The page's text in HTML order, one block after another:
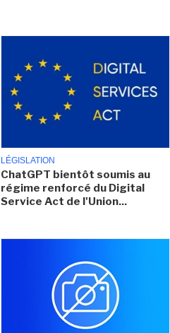
LÉGISLATION
ChatGPT bientôt soumis au
régime renforcé du Digital
Service Act de l'Union...